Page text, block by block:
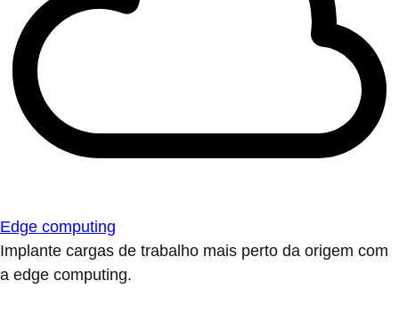
Edge computing
Implante cargas de trabalho mais perto da origem com
a edge computing.